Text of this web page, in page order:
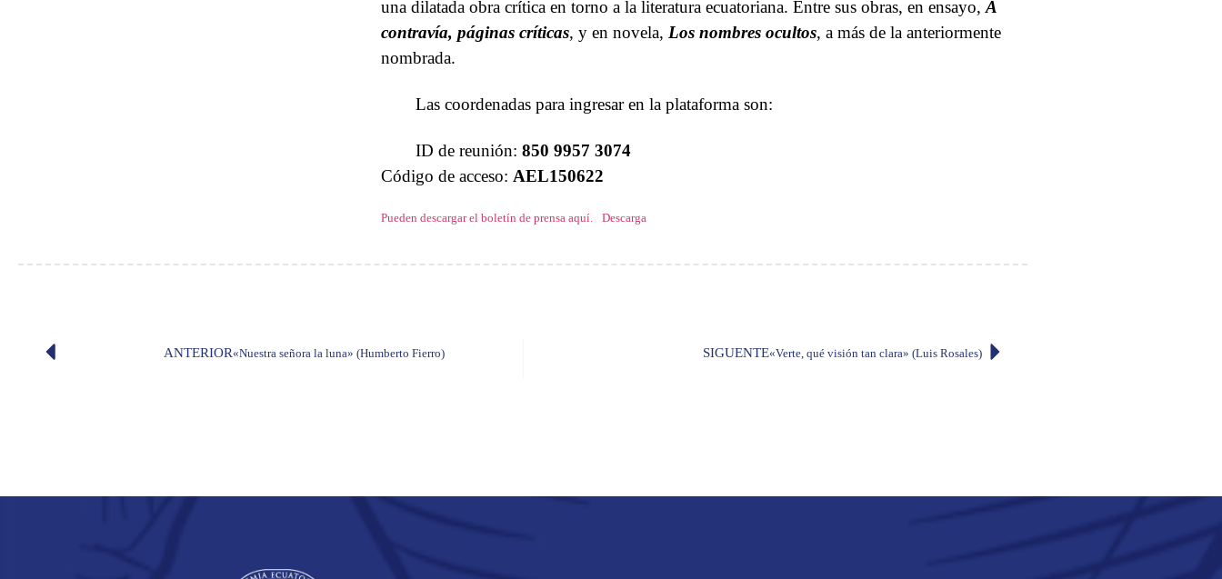
una dilatada obra crítica en torno a la literatura ecuatoriana. Entre sus obras, en ensayo, A
contravía, páginas críticas, y en novela, Los nombres ocultos, a más de la anteriormente
nombrada.
Las coordenadas para ingresar en la plataforma son:
ID de reunión:850 9957 3074
Código de acceso: AEL150622
Pueden descargar el boletín de prensa aquí. Descarga
ANTERIOR«Nuestra señora la luna» (Humberto Fierro) SIGUENTE«Verte, qué visión tan clara» (Luis Rosales)